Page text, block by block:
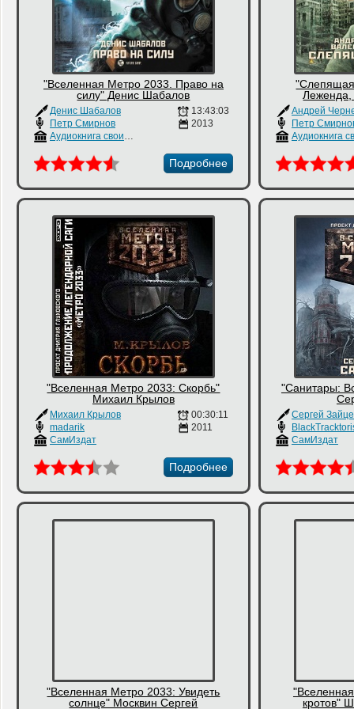
"Вселенная Метро 2033. Право на
силу" Денис Шабалов
Денис Шабалов
Петр Смирнов
Аудиокнига своими руками
13:43:03
2013
Подробнее
"Слепящая
Петр
"Вселенная Метро 2033: Скорбь"
Михаил Крылов
Михаил Крылов
madarik
СамИздат
00:30:11
2011
Подробнее
"Санитары:
Сергей
СамИздат
"Вселенная Метро 2033: Увидеть
солнце" Москвин Сергей
кротов"